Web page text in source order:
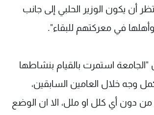
أن يكون الوزير الحلبي إلى جانب
وأهلها في معركتهم للبقاء".
"الجامعة استمرت بالقيام بنشاطها
وجه خلال العامين السابقين،
دون أي كلل او ملل، الا ان الوضع